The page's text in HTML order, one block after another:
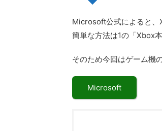
Microsoft公式によると、
簡単な方法は1の「Xbox
そのため今回はゲーム機
Microsoft